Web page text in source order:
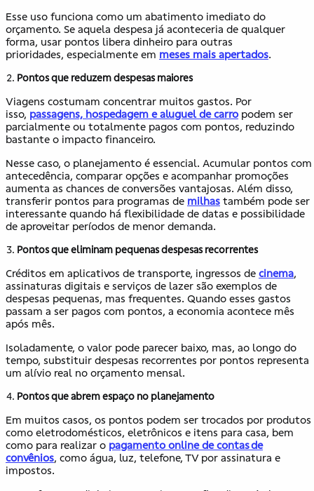
Esse uso funciona como um abatimento imediato do
orçamento. Se aquela despesa já aconteceria de qualquer
forma, usar pontos libera dinheiro para outras
prioridades, especialmente em meses mais apertados.
Pontos que reduzem despesas maiores
Viagens costumam concentrar muitos gastos. Por
isso, passagens, hospedagem e aluguel de carro podem ser
parcialmente ou totalmente pagos com pontos, reduzindo
bastante o impacto financeiro.
Nesse caso, o planejamento é essencial. Acumular pontos com
antecedência, comparar opções e acompanhar promoções
aumenta as chances de conversões vantajosas. Além disso,
transferir pontos para programas de milhas também pode ser
interessante quando há flexibilidade de datas e possibilidade
de aproveitar períodos de menor demanda.
Pontos que eliminam pequenas despesas recorrentes
Créditos em aplicativos de transporte, ingressos de cinema,
assinaturas digitais e serviços de lazer são exemplos de
despesas pequenas, mas frequentes. Quando esses gastos
passam a ser pagos com pontos, a economia acontece mês
após mês.
Isoladamente, o valor pode parecer baixo, mas, ao longo do
tempo, substituir despesas recorrentes por pontos representa
um alívio real no orçamento mensal.
Pontos que abrem espaço no planejamento
Em muitos casos, os pontos podem ser trocados por produtos
como eletrodomésticos, eletrônicos e itens para casa, bem
como para realizar o pagamento online de contas de
convênios, como água, luz, telefone, TV por assinatura e
impostos.